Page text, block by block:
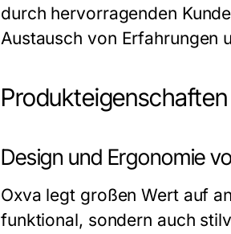
durch hervorragenden
Austausch von Erfahrungen
Design und Ergonomie
Oxva legt großen Wert auf
funktional, sondern auch